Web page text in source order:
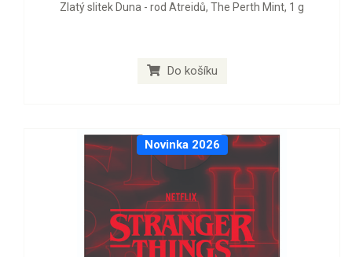
Zlatý slitek Duna - rod Atreidů, The Perth Mint, 1 g
Do košíku
Novinka 2026